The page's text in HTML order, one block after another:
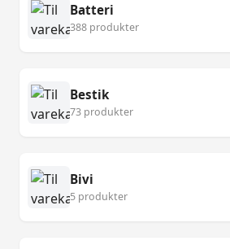
Batteri
388 produkter
Bestik
73 produkter
Bivi
5 produkter